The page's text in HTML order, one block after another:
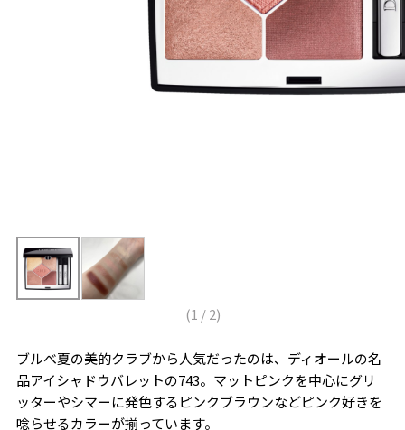
(1 /2)
ブルべ夏の美的クラブから人気だったのは、ディオールの名
品アイシャドウバレットの743。マットピンクを中心にグリ
ッターやシマーに発色するピンクブラウンなどピンク好きを
唸らせるカラーが揃っています。